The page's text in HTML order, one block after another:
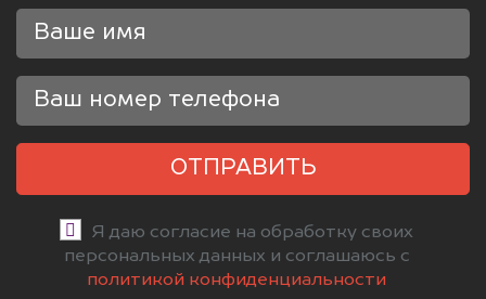
ОТПРАВИТЬ
Я даю согласие на обработку своих
персональных данных и соглашаюсь с
политикой конфиденциальности